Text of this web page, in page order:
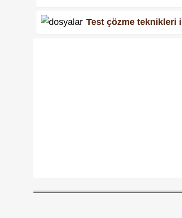
Test çözme